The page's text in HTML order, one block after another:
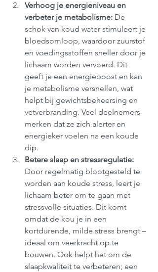
Verhoog je energieniveau en
verbeter je metabolisme: De
schok van koud water stimuleert je
bloedsomloop, waardoor zuurstof
en voedingsstoffen sneller door je
lichaam worden vervoerd. Dit
geeft je een energieboost en kan
je metabolisme versnellen, wat
helpt bij gewichtsbeheersing en
vetverbranding. Veel deelnemers
merken dat ze zich alerter en
energieker voelen na een koude
dip.
Betere slaap en stressregulatie:
Door regelmatig blootgesteld te
worden aan koude stress, leert je
lichaam beter om te gaan met
stressvolle situaties. Dit komt
omdat de kou je in een
kortdurende, milde stress brengt –
ideaal om veerkracht op te
bouwen. Ook helpt het om de
slaapkwaliteit te verbeteren; een